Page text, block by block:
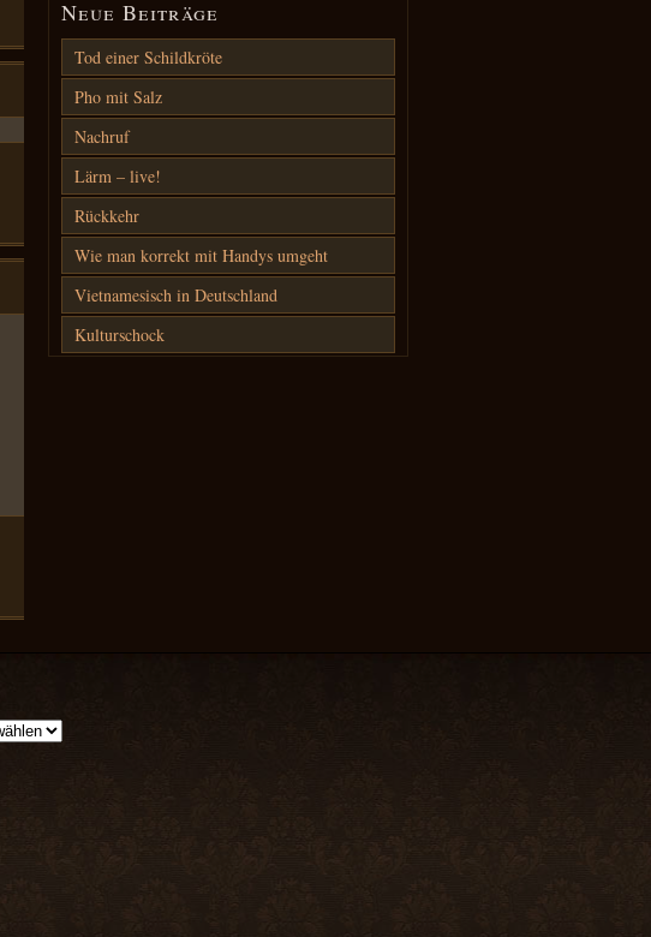
Neue Beiträge
Tod einer Schildkröte
Pho mit Salz
Nachruf
Lärm – live!
Rückkehr
Wie man korrekt mit Handys umgeht
Vietnamesisch in Deutschland
Kulturschock